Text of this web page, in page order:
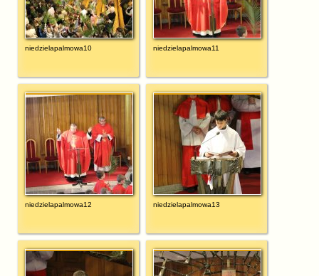
niedzielapalmowa10 niedzielapalmowa11
niedzielapalmowa12 niedzielapalmowa13